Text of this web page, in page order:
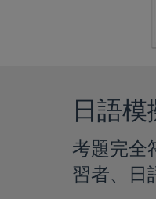
日語模
考題完全
習者、日